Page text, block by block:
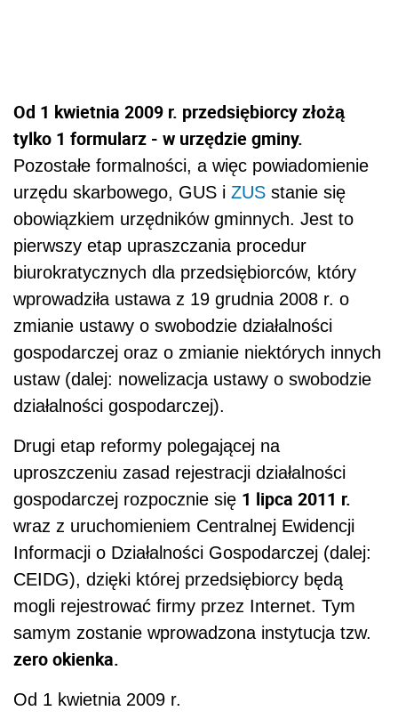
Od 1 kwietnia 2009 r. przedsiębiorcy złożą
tylko 1 formularz - w urzędzie gminy.
Pozostałe formalności, a więc powiadomienie
urzędu skarbowego, GUS i ZUS stanie się
obowiązkiem urzędników gminnych. Jest to
pierwszy etap upraszczania procedur
biurokratycznych dla przedsiębiorców, który
wprowadziła ustawa z 19 grudnia 2008 r. o
zmianie ustawy o swobodzie działalności
gospodarczej oraz o zmianie niektórych innych
ustaw (dalej: nowelizacja ustawy o swobodzie
działalności gospodarczej).
Drugi etap reformy polegającej na
uproszczeniu zasad rejestracji działalności
gospodarczej rozpocznie się 1 lipca 2011 r.
wraz z uruchomieniem Centralnej Ewidencji
Informacji o Działalności Gospodarczej (dalej:
CEIDG), dzięki której przedsiębiorcy będą
mogli rejestrować firmy przez Internet. Tym
samym zostanie wprowadzona instytucja tzw.
zero okienka.
Od 1 kwietnia 2009 r.